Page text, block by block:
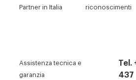
Partner in Italia
riconoscimenti
Assistenza tecnica e
garanzia
Tel.
437